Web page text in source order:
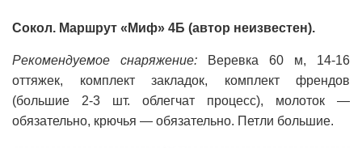
Сокол. Маршрут «Миф» 4Б (автор неизвестен).
Рекомендуемое снаряжение: Веревка 60 м, 14-16
оттяжек, комплект закладок, комплект френдов
(большие 2-3 шт. облегчат процесс), молоток —
обязательно, крючья — обязательно. Петли большие.